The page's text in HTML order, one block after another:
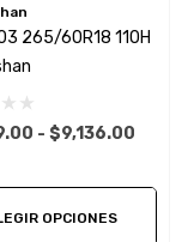
265/60R18 110H
- $9,136.00
OPCIONES